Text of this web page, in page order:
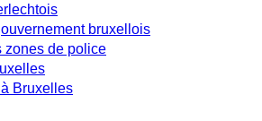
bruxellois
zones de police
Bruxelles